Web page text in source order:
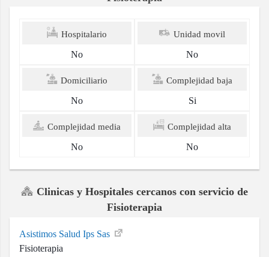
Hospitalario
No
Unidad movil
No
Domiciliario
No
Complejidad baja
Si
Complejidad media
No
Complejidad alta
No
Clinicas y Hospitales cercanos con servicio de
Fisioterapia
Asistimos Salud Ips Sas
Fisioterapia